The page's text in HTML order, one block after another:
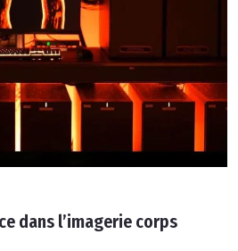
dans l’imagerie corps